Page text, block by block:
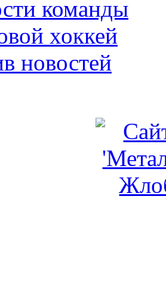
команды
хоккей
новостей